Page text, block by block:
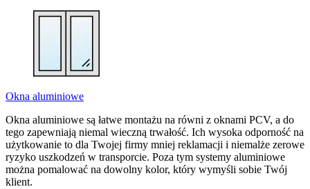
Okna aluminiowe
Okna aluminiowe są łatwe montażu na równi z oknami PCV, a do
tego zapewniają niemal wieczną trwałość. Ich wysoka odporność na
użytkowanie to dla Twojej firmy mniej reklamacji i niemalże zerowe
ryzyko uszkodzeń w transporcie. Poza tym systemy aluminiowe
można pomalować na dowolny kolor, który wymyśli sobie Twój
klient.